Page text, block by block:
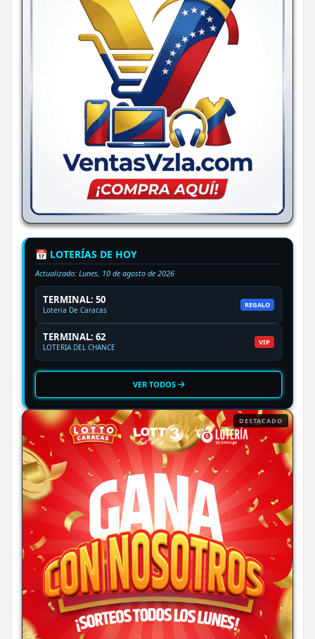
📅 LOTERÍAS DE HOY
Actualizado: Lunes, 10 de agosto de 2026
TERMINAL: 50
Loteria De Caracas
REGALO
TERMINAL: 62
LOTERIA DEL CHANCE
VIP
VER TODOS
DESTACADO